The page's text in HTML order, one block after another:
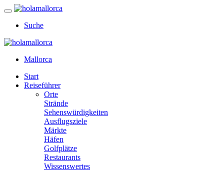
Suche
Mallorca
Start
Reiseführer
Orte
Strände
Sehenswürdigkeiten
Ausflugsziele
Märkte
Häfen
Golfplätze
Restaurants
Wissenswertes